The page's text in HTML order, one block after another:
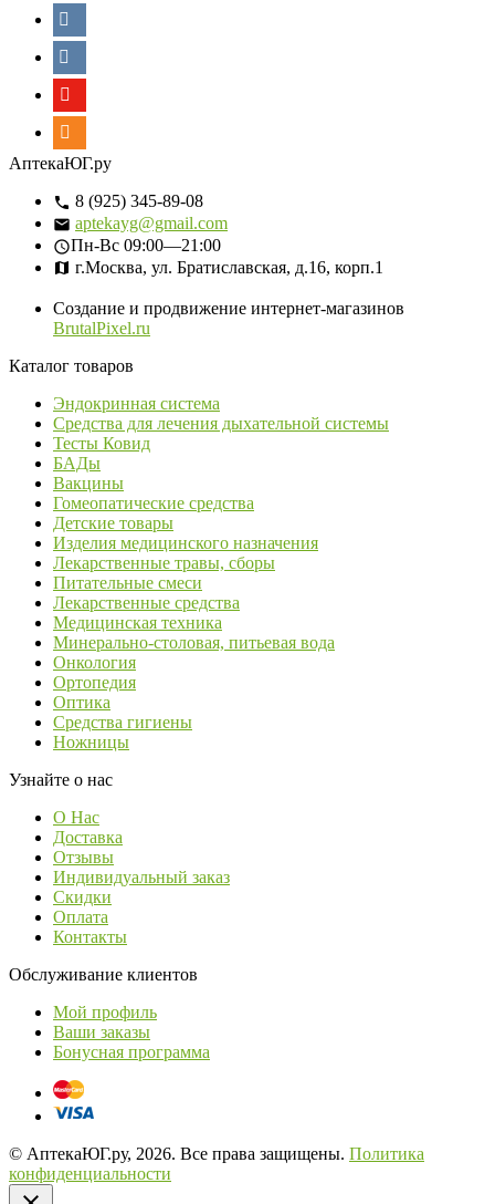
АптекаЮГ.ру
8 (925) 345-89-08
aptekayg@gmail.com
Пн-Вс 09:00—21:00
г.Москва, ул. Братиславская, д.16, корп.1
Создание и продвижение интернет-магазинов
BrutalPixel.ru
Каталог товаров
Эндокринная система
Средства для лечения дыхательной системы
Тесты Ковид
БАДы
Вакцины
Гомеопатические средства
Детские товары
Изделия медицинского назначения
Лекарственные травы, сборы
Питательные смеси
Лекарственные средства
Медицинская техника
Минерально-столовая, питьевая вода
Онкология
Ортопедия
Оптика
Средства гигиены
Ножницы
Узнайте о нас
О Нас
Доставка
Отзывы
Индивидуальный заказ
Скидки
Оплата
Контакты
Обслуживание клиентов
Мой профиль
Ваши заказы
Бонусная программа
© АптекаЮГ.ру, 2026. Все права защищены. Политика
конфиденциальности